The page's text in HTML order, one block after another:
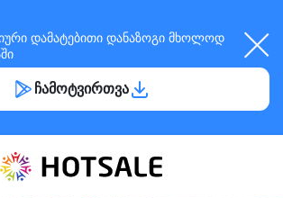
დამატებითი დანაზოგი მხოლოდ
ჩამოტვირთვა